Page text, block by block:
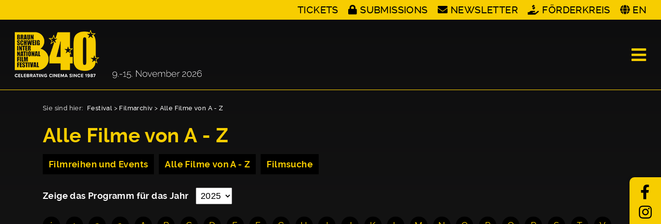
TICKETS SUBMISSIONS NEWSLETTER FÖRDERKREIS EN
Sie sind hier: Festival > Filmarchiv > Alle Filme von A - Z
Alle Filme von A - Z
Filmreihen und Events Alle Filme von A - Z Filmsuche
Zeige das Programm für das Jahr